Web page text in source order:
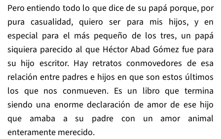
Pero entiendo todo lo que dice de su papá porque, por
pura casualidad, quiero ser para mis hijos, y en
especial para el más pequeño de los tres, un papá
siquiera parecido al que Héctor Abad Gómez fue para
su hijo escritor. Hay retratos conmovedores de esa
relación entre padres e hijos en que son estos últimos
los que nos conmueven. Es un libro que termina
siendo una enorme declaración de amor de ese hijo
que amaba a su padre con un amor animal
enteramente merecido.